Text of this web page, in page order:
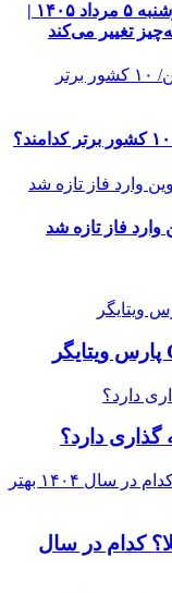
قیمت تتر، بیت‌کوین و اتریوم امروز دوشنبه ۵ مرداد ۱۴۰۵ |
تغییر می‌کند
وارد فاز تازه شد
کدام در سال